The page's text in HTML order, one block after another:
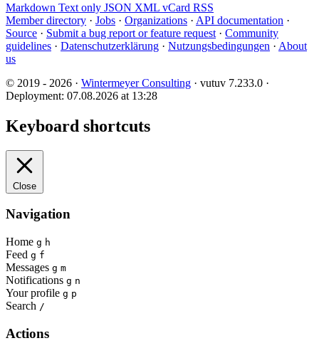
Markdown Text only JSON XML vCard RSS
Member directory · Jobs · Organizations · API documentation ·
Source · Submit a bug report or feature request · Community
guidelines · Datenschutzerklärung · Nutzungsbedingungen · About
us
© 2019 - 2026 · Wintermeyer Consulting · vutuv 7.233.0 ·
Deployment: 07.08.2026 at 13:28
Keyboard shortcuts
Close
Navigation
Home g h
Feed g f
Messages g m
Notifications g n
Your profile g p
Search /
Actions